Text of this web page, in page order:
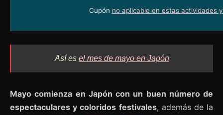
Cupón no aplicable en estas actividades
Así es el mes de mayo en Japón
Mayo comienza en Japón con un buen número de
espectaculares y coloridos festivales, además de la